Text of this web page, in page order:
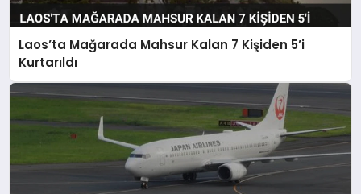
Laos’ta Mağarada Mahsur Kalan 7 Kişiden 5’i
Kurtarıldı